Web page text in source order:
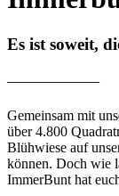
Es ist soweit,
————————
Gemeinsam mit
über 4.800
Blühwiese auf
können. Doch wie
ImmerBunt hat